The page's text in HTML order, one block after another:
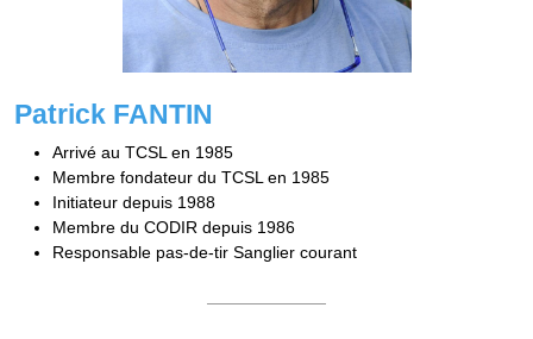
Patrick FANTIN
Arrivé au TCSL en 1985
Membre fondateur du TCSL en 1985
Initiateur depuis 1988
Membre du CODIR depuis 1986
Responsable pas-de-tir Sanglier courant